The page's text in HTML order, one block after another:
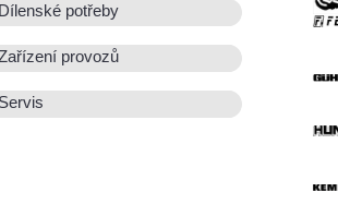
Dílenské potřeby
provozů
Servis